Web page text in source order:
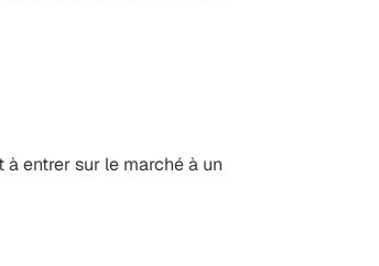
entrer sur le marché à un